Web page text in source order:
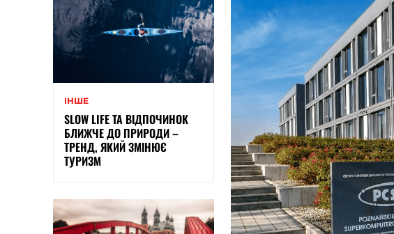
ІНШЕ
SLOW LIFE ТА ВІДПОЧИНОК
БЛИЖЧЕ ДО ПРИРОДИ –
ТРЕНД, ЯКИЙ ЗМІНЮЄ
ТУРИЗМ